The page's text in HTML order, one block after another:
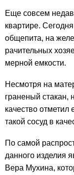
Еще совсем
квартире.
общепита, на
рачительных
мерной емкости.
Несмотря на
граненый стакан,
качество
такой сосуд в
По самой
данного изделия
Вера Мухина,